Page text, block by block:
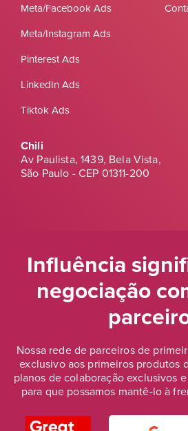
Meta/Facebook Ads
Meta/Instagram Ads
Pinterest Ads
LinkedIn Ads
Tiktok Ads
Chili
Av Paulista, 1439, Bela Vista,
São Paulo - CEP 01311-200
Influência
negociação
Nossa rede de parceiros de
exclusivo aos primeiros produtos
planos de colaboração exclusivos
para que possamos mantê-lo à